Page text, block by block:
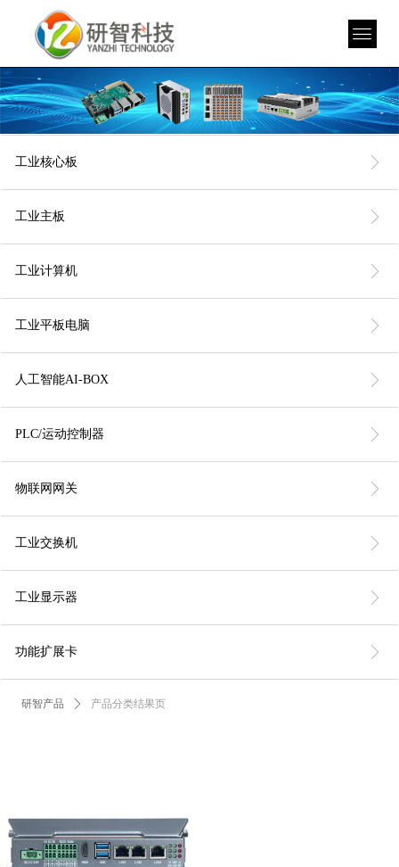
工业核心板 ꁕ
工业主板 ꁕ
工业计算机 ꁕ
工业平板电脑 ꁕ
人工智能AI-BOX ꁕ
PLC/运动控制器 ꁕ
物联网网关 ꁕ
工业交换机 ꁕ
工业显示器 ꁕ
功能扩展卡 ꁕ
研智产品 ꄲ 产品分类结果页